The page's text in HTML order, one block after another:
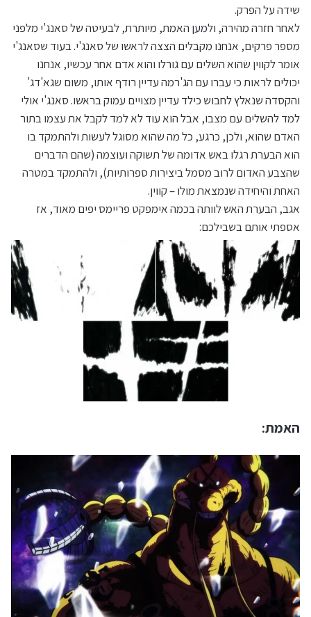
שידה על הפרק.
לאחר חזרה מהירה, ולמען האמת, מיותרת, לבעיטה של סאנג'י מלפני
מספר פרקים, אנחנו מקבלים הצצה לראשו של סאנג'י. בעוד שסאנג'י
אומר לקווין שהוא השלים עם גורלו והוא אדם אחר עכשיו, אנחנו
יכולים לראות כי עברו עם הג'רמה עדיין רודף אותו, משום שגא'דג'
והקסדה שנאלץ לחבוש כילד עדיין מצויים עמוק בראשו. סאנג'י אולי
למד להשלים עם מצבו, אבל הוא עוד לא למד לקבל את עצמו בתור
האדם שהוא, ולכן, כרגע, כל מה שהוא מסוגל לעשות ולהתמקד בו
הוא הבערת רגלו באש אדומה של תשוקה ועוצמה (שהם הדברים
שהצבע האדום לרוב מסמל ביצירות ספרותיות), ולהתמקד במטרה
האחת והיחידה שנמצאת מולו – קווין.
אגב, הבערת האש לוותה בכמה אימפקט פריימס יפים מאוד, אז
אספתי אותם בשבילכם:
האמת: